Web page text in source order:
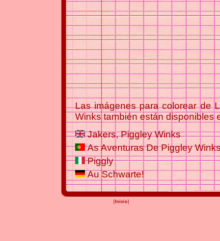
Las imágenes para colorear de
Winks también están disponibles
Jakers, Piggley Winks
As Aventuras De Piggley
Piggly
Au Schwarte!
[Inicio]